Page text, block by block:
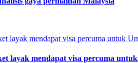
layak mendapat visa percuma